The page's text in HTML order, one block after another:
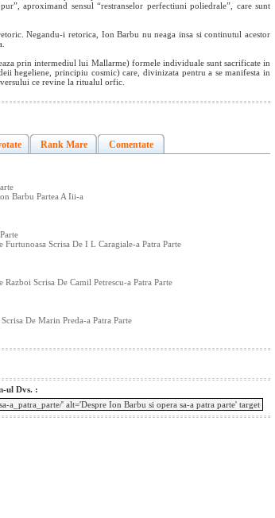
aproximand sensul “restranselor perfectiuni poliedrale”, care sunt
Negandu-i retorica, Ion Barbu nu neaga insa si continutul acestor
prin intermediul lui Mallarme) formele individuale sunt sacrificate in
hegeliene, principiu cosmic) care, divinizata pentru a se manifesta in
ce revine la ritualul orfic.
Rank Mare Comentate
Barbu Partea A Iii-a
Scrisa De I L Caragiale-a Patra Parte
Scrisa De Camil Petrescu-a Patra Parte
De Marin Preda-a Patra Parte
ul Dvs. :